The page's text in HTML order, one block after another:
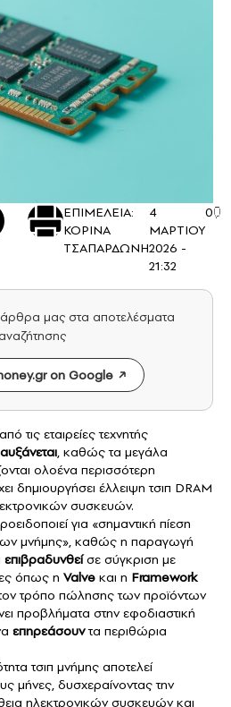
ΕΠΙΜΕΛΕΙΑ:
ΚΟΡΙΝΑ
ΤΣΑΠΑΡΔΩΝΗ
4
ΜΑΡΤΙΟΥ
2026 -
21:32
0
άρθρα μας στα αποτελέσματα
on Google
τις εταιρείες τεχνητής
αυξάνεται, καθώς τα μεγάλα
ολοένα περισσότερη
δημιουργήσει έλλειψη τσιπ DRAM
συσκευών.
για «σημαντική πίεση
μνήμης», καθώς η παραγωγή
επιβραδυνθείσε σύγκριση με
όπως η Valve και η Framework
τρόπο πώλησης των προϊόντων
προβλήματα στην εφοδιαστική
επηρεάσουντα περιθώρια
τσιπ μνήμης αποτελεί
μήνες, δυσχεραίνοντας την
ηλεκτρονικών συσκευώνκαι